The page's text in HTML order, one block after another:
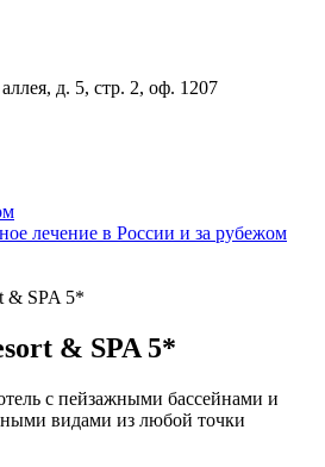
д. 5, стр. 2, оф. 1207
лечение в России и за рубежом
& SPA 5*
& SPA 5*
с пейзажными бассейнами и
видами из любой точки